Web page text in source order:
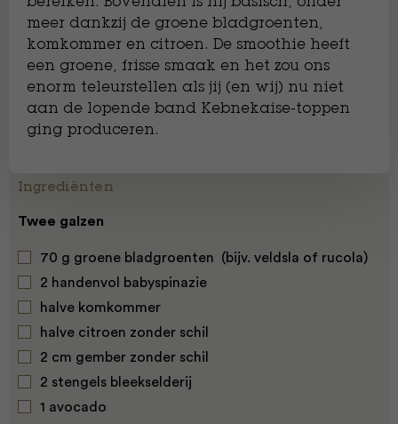
meer dankzij de groene bladgroenten,
komkommer en citroen. De smoothie heeft
een groene, frisse smaak en het zou ons
enorm teleurstellen als jij (en wij) nu niet
aan de lopende band Kebnekaise-toppen
ging produceren.
Ingrediënten
Twee galzen
70 g groene bladgroenten (bijv. veldsla of rucola)
2 handenvol babyspinazie
halve komkommer
halve citroen zonder schil
2 cm gember zonder schil
2 stengels bleekselderij
1 avocado